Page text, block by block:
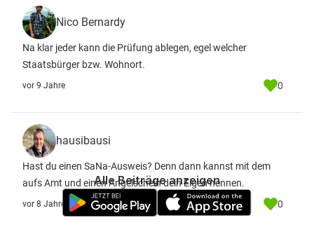
Nico Bernardy
Na klar jeder kann die Prüfung ablegen, egel welcher
Staatsbürger bzw. Wohnort.
vor 9 Jahre 0
hausibausi
Hast du einen SaNa-Ausweis? Denn dann kannst mit dem
aufs Amt und einen Angelschein dein Eigen nennen.
vor 8 Jahre 0
Alle Beiträge anzeigen